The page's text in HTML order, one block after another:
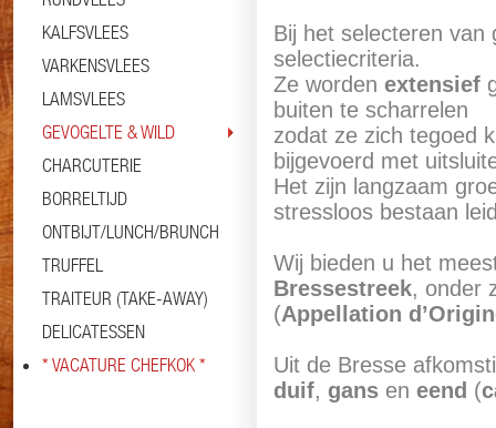
KALFSVLEES
VARKENSVLEES
LAMSVLEES
GEVOGELTE & WILD
CHARCUTERIE
BORRELTIJD
ONTBIJT/LUNCH/BRUNCH
TRUFFEL
TRAITEUR (TAKE-AWAY)
DELICATESSEN
* VACATURE CHEFKOK *
Bij het selecteren van
selectiecriteria.
Ze worden extensief
buiten te scharrelen
zodat ze zich tegoed
bijgevoerd met
Het zijn langzaam
stressloos bestaan
Wij bieden u het
Bressestreek, onder
(Appellation
Uit de Bresse
duif, gans en eend (